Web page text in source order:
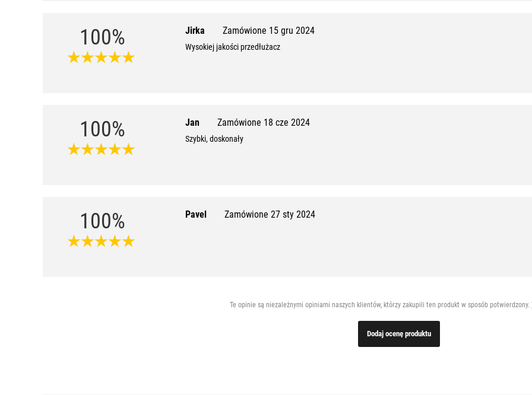
100% Jirka Zamówione 15 gru 2024
Wysokiej jakości przedłużacz
100% Jan Zamówione 18 cze 2024
Szybki, doskonały
100% Pavel Zamówione 27 sty 2024
Te opinie są niezależnymi opiniami naszych klientów, którzy zakupili ten produkt w sposób potwierdzony.
Dodaj ocenę produktu